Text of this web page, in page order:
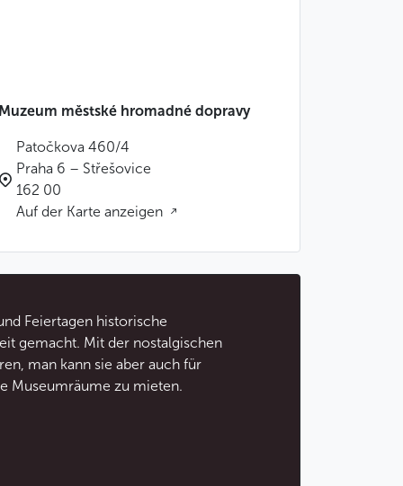
Muzeum městské hromadné dopravy
Patočkova 460/4
Praha 6 – Střešovice
162 00
Auf der Karte anzeigen
Feiertagen historische
gemacht. Mit der nostalgischen
man kann sie aber auch für
Museumräume zu mieten.